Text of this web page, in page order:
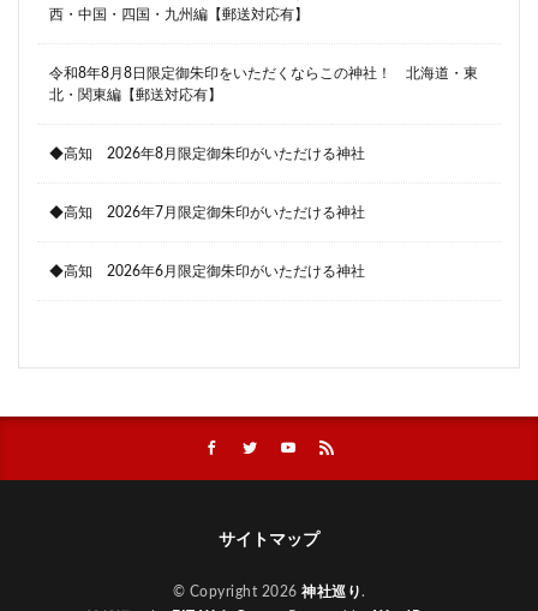
西・中国・四国・九州編【郵送対応有】
令和8年8月8日限定御朱印をいただくならこの神社！ 北海道・東
北・関東編【郵送対応有】
◆高知 2026年8月限定御朱印がいただける神社
◆高知 2026年7月限定御朱印がいただける神社
◆高知 2026年6月限定御朱印がいただける神社
サイトマップ
© Copyright 2026 神社巡り.